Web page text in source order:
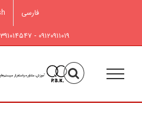
فارسی
۰۹۱۲۰۹۱۱۰۱۹ - ۰۱۳۹۱۰۱۴۵۴۷